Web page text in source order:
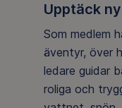
Upptäck
Som medlem
äventyr, över
ledare guidar
roliga och